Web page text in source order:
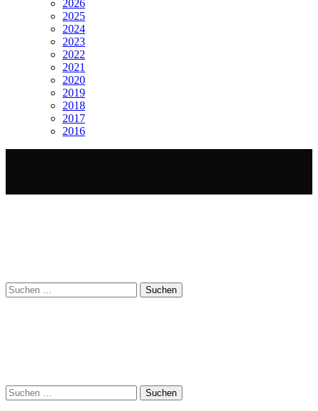
2026
2025
2024
2023
2022
2021
2020
2019
2018
2017
2016
Suchen
nach:
Suchen
nach: